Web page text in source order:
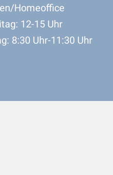
Homeoffice
12-15 Uhr
8:30 Uhr-11:30 Uhr